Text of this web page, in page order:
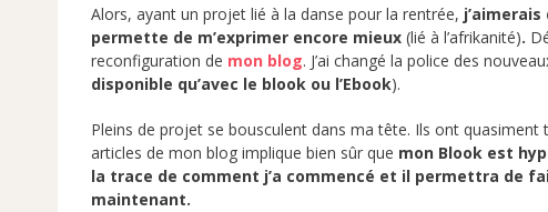
Alors, ayant un projet lié à la danse pour la rentrée, j’aimerais
permette de m’exprimer encore mieux (lié à l’afrikanité).
reconfiguration de mon blog. J’ai changé la police des
disponible qu’avec le blook ou l’Ebook).
Pleins de projet se bousculent dans ma tête. Ils ont
articles de mon blog implique bien sûr que mon Blook est
la trace de comment j’a commencé et il permettra de
maintenant.